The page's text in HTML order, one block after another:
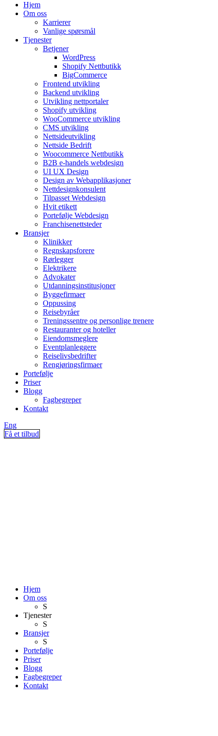
Hjem
Om oss
Karrierer
Vanlige spørsmål
Tjenester
Betjener
WordPress
Shopify Nettbutikk
BigCommerce
Frontend utvikling
Backend utvikling
Utvikling nettportaler
Shopify utvikling
WooCommerce utvikling
CMS utvikling
Nettsideutvikling
Nettside Bedrift
Woocommerce Nettbutikk
B2B e-handels webdesign
UI UX Design
Design av Webapplikasjoner
Nettdesignkonsulent
Tilpasset Webdesign
Hvit etikett
Portefølje Webdesign
Franchisenettsteder
Bransjer
Klinikker
Regnskapsforere
Rørlegger
Elektrikere
Advokater
Utdanningsinstitusjoner
Byggefirmaer
Oppussing
Reisebyråer
Treningssentre og personlige trenere
Restauranter og hoteller
Eiendomsmeglere
Eventplanleggere
Reiselivsbedrifter
Rengjøringsfirmaer
Portefølje
Priser
Blogg
Fagbegreper
Kontakt
Eng
Få et tilbud
Hjem
Om oss
S
Tjenester
S
Bransjer
S
Portefølje
Priser
Blogg
Fagbegreper
Kontakt